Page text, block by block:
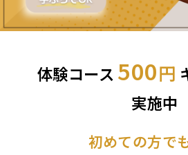
体験コース 500円
実施中
初めての方で